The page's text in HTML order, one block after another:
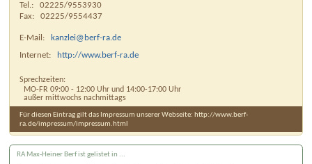
Tel.:
02225/9553930
Fax:
02225/9554437
E-Mail:
kanzlei@berf-ra.de
Internet:
http://www.berf-ra.de
Sprechzeiten:
MO-FR 09:00 - 12:00 Uhr und 14:00-17:00 Uhr
außer mittwochs nachmittags
Für diesen Eintrag gilt das Impressum unserer Webseite: http://www.berf-
ra.de/impressum/impressum.html
RA Max-Heiner Berf ist gelistet in ...